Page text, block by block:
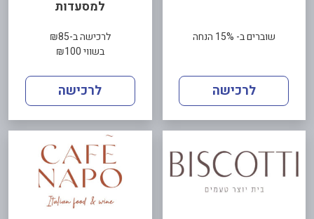
שוברים ב- 15% הנחה
לרכישה
למסעדות
לרכישה ב-₪85
בשווי ₪100
לרכישה